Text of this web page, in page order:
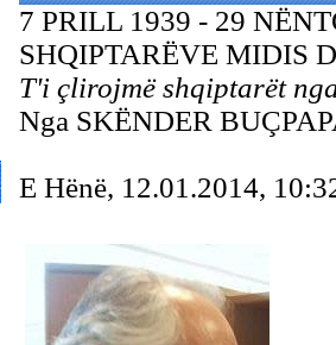
7 PRILL 1939 - 29
SHQIPTARËVE MIDIS
T'i çlirojmë shqiptarët
Nga SKËNDER
E Hënë, 12.01.2014,